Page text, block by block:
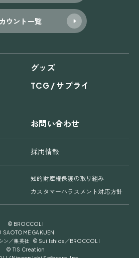
ウント一覧
グッズ
TCG / サプライ
お問い合わせ
採用情報
知的財産権保護の取り組み
カスタマーハラスメント対応方針
© BROCCOLI
SAOTOME GAKUEN
ン／集英社 © Sui Ishida／BROCCOLI
© TIS Creation